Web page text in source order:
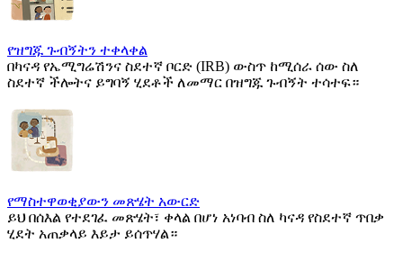
የዝግጁ ጉብኝትን ተቀላቀል
በካናዳ የኤሚግሬሽንና ስደተኛ ቦርድ (IRB) ውስጥ ከሚሰራ ሰው ስለ
ስደተኛ ችሎትና ይግባኝ ሂደቶች ለመማር በዝግጁ ጉብኝት ተሳተፍ።
የማስተዋወቂያውን መጽሄት አውርድ
ይህ በሰእል የተደገፈ መጽሄት፣ ቀላል በሆነ አነባብ ስለ ካናዳ የስደተኛ ጥበቃ
ሂደት አጠቃላይ እይታ ይሰጥሃል።